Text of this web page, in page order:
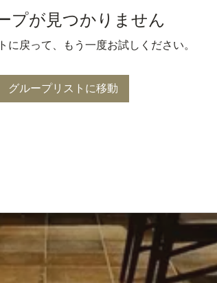
プが見つかりません
に戻って、もう一度お試しください。
グループリストに移動